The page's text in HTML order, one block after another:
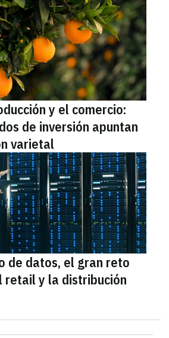
y el comercio:
de inversión apuntan
varietal
de datos, el gran reto
retail y la distribución